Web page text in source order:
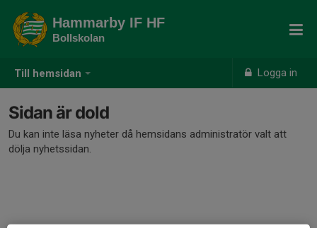
Till hemsidan Logga in
Hammarby IF HF
Bollskolan
Sidan är dold
Du kan inte läsa nyheter då hemsidans administratör valt att
dölja nyhetssidan.